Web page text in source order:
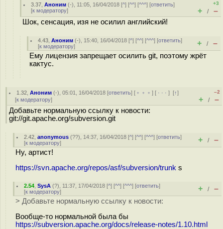
3.37 ,Аноним (-), 11:05, 16/04/2018 [^] [^^] [^^^] [ответить]
[к модератору]
+3
+ / –
Шок, сенсация, изя не осилил английский!
4.43 ,Аноним (-), 15:40, 16/04/2018 [^] [^^] [^^^] [ответить]
[к модератору] + / –
Ему лицензия запрещает осилить git, поэтому жрёт
кактус.
1.32 ,Аноним (-), 05:01, 16/04/2018 [ответить] [ ﹢﹢﹢] [ · · ·][↑]
[к модератору]
–2
+ / –
Добавьте нормальную ссылку к новости:
git://git.apache.org/subversion.git
2.42 ,anonymous (??), 14:37, 16/04/2018 [^] [^^] [^^^] [ответить]
[к модератору] + / –
Ну, артист!
https://svn.apache.org/repos/asf/subversion/trunk s
2.54 ,SysA (?), 11:37, 17/04/2018 [^] [^^] [^^^] [ответить]
[к модератору] + / –
> Добавьте нормальную ссылку к новости:
Вообще-то нормальной была бы
https://subversion.apache.org/docs/release-notes/1.10.html